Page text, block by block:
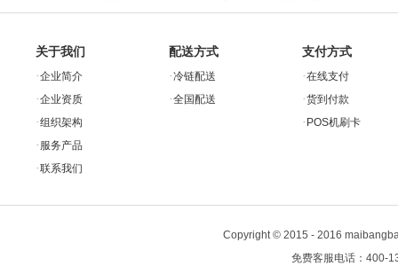
关于我们
·企业简介
·企业资质
·组织架构
· 服务产品
·联系我们
配送方式
·冷链配送
·全国配送
支付方式
·在线支付
·货到付款
· POS机刷卡
Copyright© 2015 - 2016
免费客服电话：400-